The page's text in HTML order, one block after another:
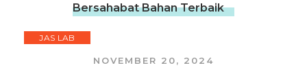
Bersahabat Bahan Terbaik
JAS LAB
NOVEMBER 20, 2024